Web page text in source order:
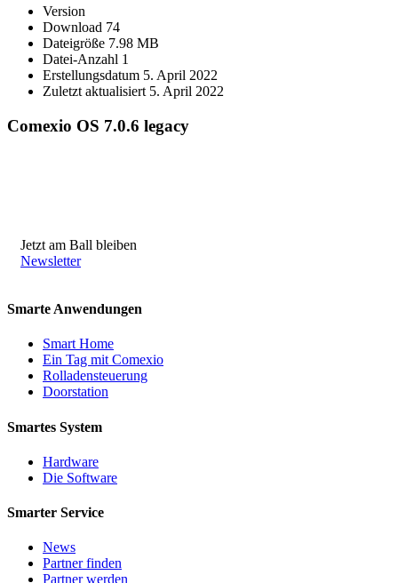
Version
Download 74
Dateigröße 7.98 MB
Datei-Anzahl 1
Erstellungsdatum 5. April 2022
Zuletzt aktualisiert 5. April 2022
Comexio OS 7.0.6 legacy
Jetzt am Ball bleiben
Newsletter
Smarte Anwendungen
Smart Home
Ein Tag mit Comexio
Rolladensteuerung
Doorstation
Smartes System
Hardware
Die Software
Smarter Service
News
Partner finden
Partner werden